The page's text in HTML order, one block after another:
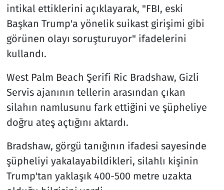
intikal ettiklerini açıklayarak, "FBI, eski
Başkan Trump'a yönelik suikast girişimi gibi
görünen olayı soruşturuyor" ifadelerini
kullandı.
West Palm Beach Şerifi Ric Bradshaw, Gizli
Servis ajanının tellerin arasından çıkan
silahın namlusunu fark ettiğini ve şüpheliye
doğru ateş açtığını aktardı.
Bradshaw, görgü tanığının ifadesi sayesinde
şüpheliyi yakalayabildikleri, silahlı kişinin
Trump'tan yaklaşık 400-500 metre uzakta
Teknoloji ve Bilim
Televizyon